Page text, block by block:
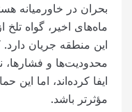
ماه‌های اخیر، گواه
این منطقه جریان
محدودیت‌ها و
ایفا کرده‌اند، اما این
مؤثرتر باشد.